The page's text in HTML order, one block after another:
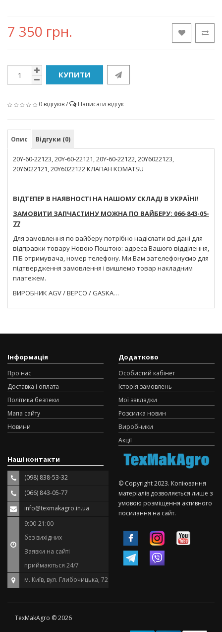
7 350 грн.
КУПИТИ
0 відгуків/ Написати відгук
Опис Відгуки (0)
20Y-60-22123, 20Y-60-22121, 20Y-60-22122, 20Y6022123,
20Y6022121, 20Y6022122 КЛАПАН KOMATSU
ВІДТЕПЕР В НАЯВНОСТІ НА НАШОМУ СКЛАДІ В УКРАЇНІ!
ЗАМОВИТИ ЗАПЧАСТИНУ МОЖНА ПО ВАЙБЕРУ: 066-843-05-
77
Для замовлення по вайберу потрібно надіслати всі дані для
відправки товару Новою Поштою: адреса Вашого відділення,
ПІБ отримувача, номер телефону. Ми Вам зателефонуємо для
підтвердження замовлення і вишлемо товар накладним
платежем.
ВИРОБНИК AGV / BEPCO / GASKA…
Інформація
Про нас
Доставка і оплата
Політика безпеки
Мапа сайту
Новини
Додатково
Особистий кабінет
Історія замовлень
Мої закладки
Розсилка новин
Виробники
Акції
Наші контакти
(098) 838-53-32
(066) 843-05-77
info@texmakagro.in.ua
9:00-21:00
без вихідних
Заявки на сайті
приймаються 24/7
м. Київ, вул. Глибочицька, 72
© Copyright 2023. Копіювання
матеріалів дозволяється лише з
умовою розміщення активного
посилання на сайт.
TexMakAgro © 2026